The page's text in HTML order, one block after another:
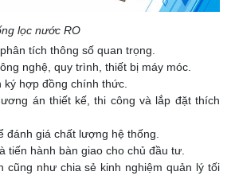
lọc nước RO
tích thông số quan trọng.
nghệ, quy trình, thiết bị máy móc.
hợp đồng chính thức.
án thiết kế, thi công và lắp đặt thích
đánh giá chất lượng hệ thống.
tiến hành bàn giao cho chủ đầu tư.
cũng như chia sẻ kinh nghiệm quản lý tối